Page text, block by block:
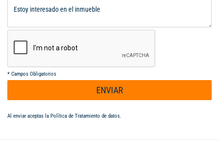
* Campos Obligatorios
ENVIAR
Al enviar aceptas la Política de Tratamiento de datos.